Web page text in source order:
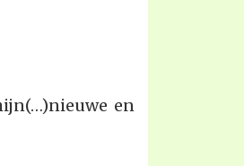
en